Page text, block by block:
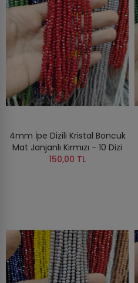
4mm İpe Dizili Kristal Boncuk
Mat Janjanlı Kırmızı - 10 Dizi
150,00 TL